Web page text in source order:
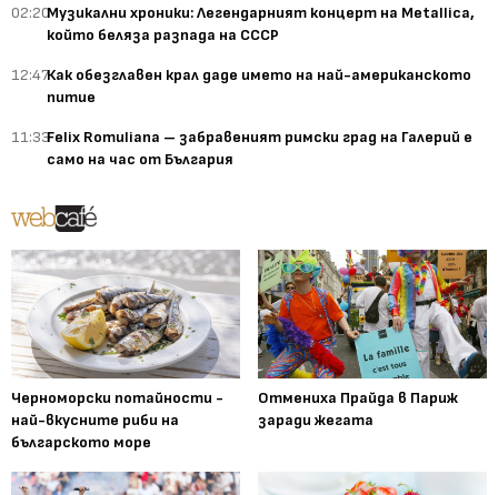
02:20Музикални хроники: Легендарният концерт на Metallica,
който беляза разпада на СССР
12:47Как обезглавен крал даде името на най-американското
питие
11:33Felix Romuliana – забравеният римски град на Галерий е
само на час от България
Черноморски потайности -
най-вкусните риби на
българското море
Отмениха Прайда в Париж
заради жегата